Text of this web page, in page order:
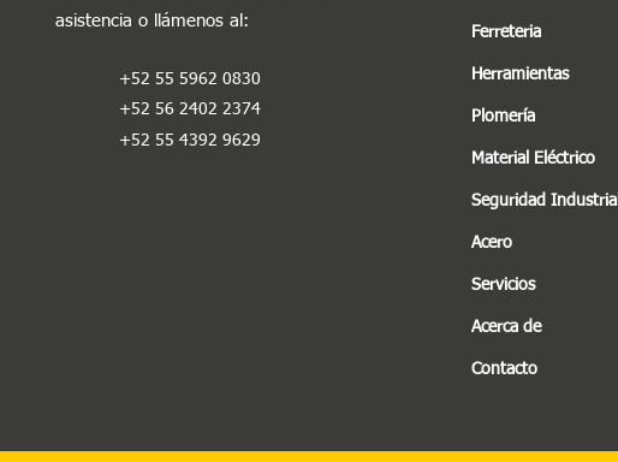
asistencia o llámenos al :
+52 55 5962 0830
+52 56 2402 2374
+52 55 4392 9629
Ferreteria
Herramientas
Plomería
Material Eléctrico
Seguridad Industrial
Acero
Servicios
Acerca de
Contacto